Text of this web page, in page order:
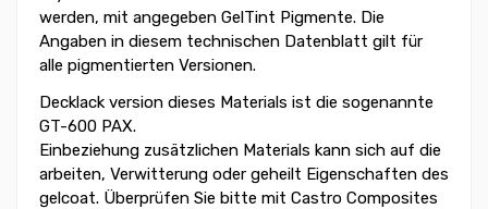
werden, mit angegeben GelTint Pigmente. Die
Angaben in diesem technischen Datenblatt gilt für
alle pigmentierten Versionen.
Decklack version dieses Materials ist die sogenannte
GT-600 PAX.
Einbeziehung zusätzlichen Materials kann sich auf die
arbeiten, Verwitterung oder geheilt Eigenschaften des
gelcoat. Überprüfen Sie bitte mit Castro Composites